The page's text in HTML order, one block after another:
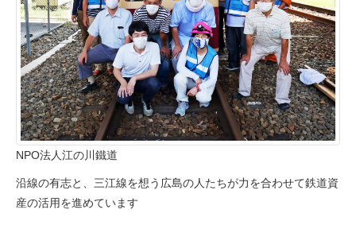
NPO法人江の川鐵道
沿線の有志と、三江線を想う広島の人たちが力を合わせて鉄道資
産の活用を進めています